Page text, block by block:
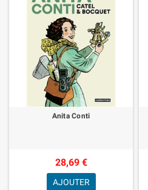
Anita Conti
28,69 €
AJOUTER